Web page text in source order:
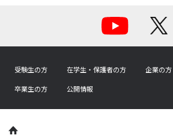
受験生の方 在学生・保護者の方 企業の方
卒業生の方
公開情報